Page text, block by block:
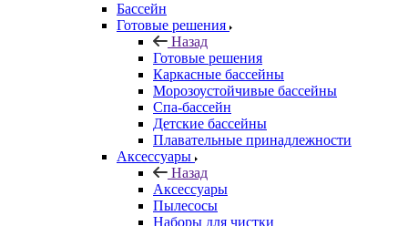
Бассейн
Готовые решения
Назад
Готовые решения
Каркасные бассейны
Морозоустойчивые бассейны
Спа-бассейн
Детские бассейны
Плавательные принадлежности
Аксессуары
Назад
Аксессуары
Пылесосы
Наборы для чистки